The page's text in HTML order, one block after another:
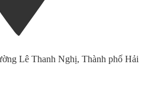
Lê Thanh Nghị, Thành phố Hải